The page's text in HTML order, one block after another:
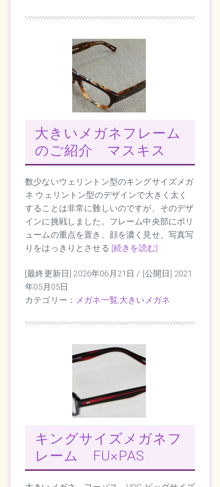
大きいメガネフレーム
のご紹介 マスキス
数少ないウェリントン型のキングサイズメガ
ネ ウェリントン型のデザインで大きく太く
することは非常に難しいのですが、そのデザ
インに挑戦しました。フレーム中央部にボリ
ュームの重点を置き、顔を濃く見せ、写真写
りをはっきりとさせる [続きを読む]
[最終更新日] 2026年06月21日 / [公開日] 2021
年05月05日
カテゴリー： メガネ一覧,大きいメガネ
キングサイズメガネフ
レーム FU×PAS